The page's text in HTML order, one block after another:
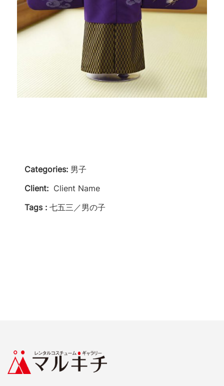
Categories: 男子
Client: Client Name
Tags : 七五三／男の子